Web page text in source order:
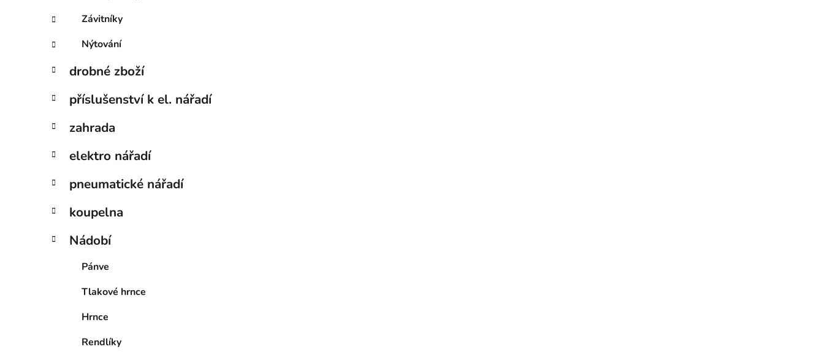
Závitníky
Nýtování
drobné zboží
příslušenství k el. nářadí
zahrada
elektro nářadí
pneumatické nářadí
koupelna
Nádobí
Pánve
Tlakové hrnce
Hrnce
Rendlíky